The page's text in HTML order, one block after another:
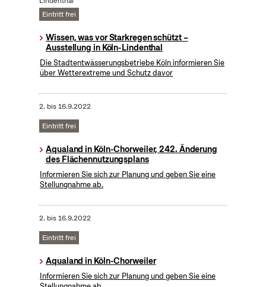
Eintritt frei
Wissen, was vor Starkregen schützt –
Ausstellung in Köln-Lindenthal
Die Stadtentwässerungsbetriebe Köln informieren Sie
über Wetterextreme und Schutz davor
2. bis16.9.2022
Eintritt frei
Aqualand in Köln-Chorweiler, 242. Änderung
des Flächennutzungsplans
Informieren Sie sich zur Planung und geben Sie eine
Stellungnahme ab.
2. bis16.9.2022
Eintritt frei
Aqualand in Köln-Chorweiler
Informieren Sie sich zur Planung und geben Sie eine